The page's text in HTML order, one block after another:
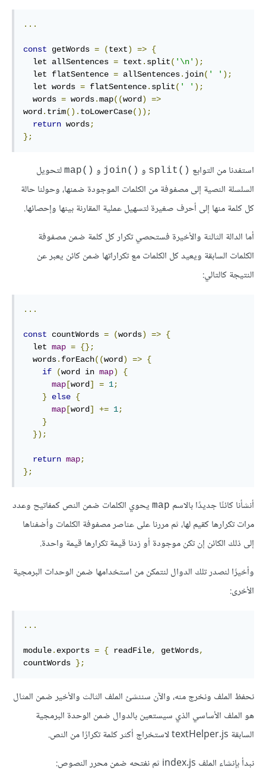
...
const getWords = (text) => {
  let allSentences
= text . split( '\n' );
  let flatSentence
= allSentences. join( ' ' );
  let words
= flatSentence. split( ' ' );
  words
= words.map((word)
=>
word. trim(). toLowerCase());
return words;
};
استفدنا من التوابع ‎split()‎ و ‎join()‎ و ‎map()‎ لتحويل
السلسلة النصية إلى مصفوفة من الكلمات الموجودة ضمنها، وحولنا حالة
كل كلمة منها إلى أحرف صغيرة لتسهيل عملية المقارنة بينها وإحصائها.
أما الدالة الثالثة والأخيرة فستحصي تكرار كل كلمة ضمن مصفوفة
الكلمات السابقة ويعيد كل الكلمات مع تكراراتها ضمن كائن يعبر عن
النتيجة كالتالي:
...
const countWords = (words) => {
  let
map = {};
  words
. forEach((word) => {
if
(word in map)
{
map [word] = 1;
}
else {
map [word] += 1;
}
});
return map;
};
أنشأنا كائنًا جديدًا بالاسم ‎map‎ يحوي الكلمات ضمن النص كمفاتيح وعدد
مرات تكرارها كقيم لها، ثم مررنا على عناصر مصفوفة الكلمات وأضفناها
إلى ذلك الكائن إن تكن موجودة أو زدنا قيمة تكرارها قيمة واحدة.
وأخيرًا لنصدر تلك الدوال لنتمكن من استخدامها ضمن الوحدات البرمجية
الأخرى:
...
module. exports = { readFile, getWords,
countWords };
نحفظ الملف ونخرج منه، والآن سننشئ الملف الثالث والأخير ضمن المثال
هو الملف الأساسي الذي سيستعين بالدوال ضمن الوحدة البرمجية
السابقة ‎textHelper.js‎ لاستخراج أكثر كلمة تكرارًا من النص.
نبدأ بإنشاء الملف ‎index.js‎ ثم نفتحه ضمن محرر النصوص: